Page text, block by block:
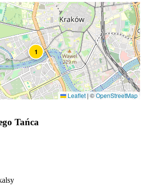
1
Leaflet | ©OpenStreetMap
Tańca